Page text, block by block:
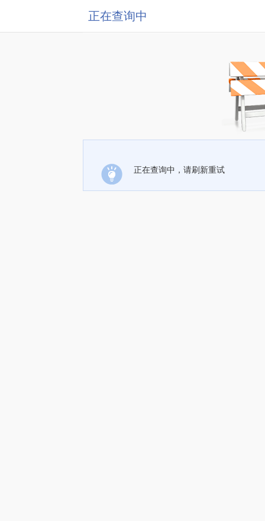
正在查询中
正在查询中，请刷新重试